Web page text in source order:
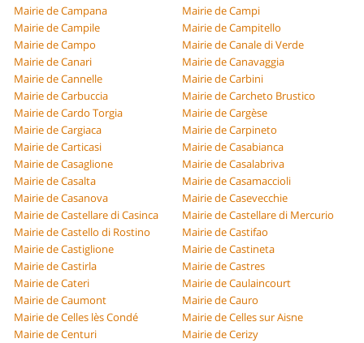
Mairie de Campana
Mairie de Campi
Mairie de Campile
Mairie de Campitello
Mairie de Campo
Mairie de Canale di Verde
Mairie de Canari
Mairie de Canavaggia
Mairie de Cannelle
Mairie de Carbini
Mairie de Carbuccia
Mairie de Carcheto Brustico
Mairie de Cardo Torgia
Mairie de Cargèse
Mairie de Cargiaca
Mairie de Carpineto
Mairie de Carticasi
Mairie de Casabianca
Mairie de Casaglione
Mairie de Casalabriva
Mairie de Casalta
Mairie de Casamaccioli
Mairie de Casanova
Mairie de Casevecchie
Mairie de Castellare di Casinca
Mairie de Castellare di Mercurio
Mairie de Castello di Rostino
Mairie de Castifao
Mairie de Castiglione
Mairie de Castineta
Mairie de Castirla
Mairie de Castres
Mairie de Cateri
Mairie de Caulaincourt
Mairie de Caumont
Mairie de Cauro
Mairie de Celles lès Condé
Mairie de Celles sur Aisne
Mairie de Centuri
Mairie de Cerizy